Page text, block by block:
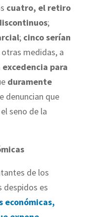
cuatro, el retiro
;
; cinco serían
medidas, a
para
duramente
denuncian que
seno de la
de los
despidos es
económicas,